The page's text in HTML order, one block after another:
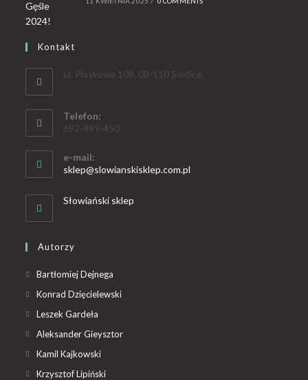
Kontakt
ul. Piaskowa 108, 08-110 Siedlce
Telefon:
692-499-450
e-mail:
sklep@slowianskisklep.com.pl
Słowiański sklep
Autorzy
Bartłomiej Dejnega
Konrad Dzięcielewski
Leszek Gardeła
Aleksander Gieysztor
Kamil Kajkowski
Krzysztof Lipiński